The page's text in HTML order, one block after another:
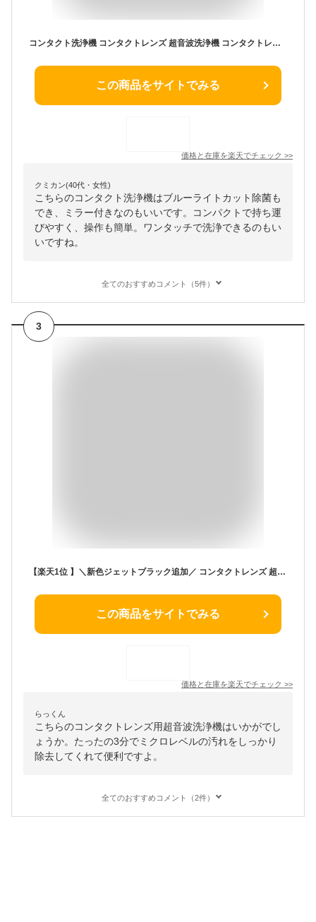
コンタクト洗浄機 コンタクトレンズ 超音波洗浄機 コンタクトレンズ用 洗浄器 軽量 超音波コンタクト 超音波コ ンタクトレンズ洗浄機 洗浄ケース ミラー付き ブルーライト除菌 レンズワン ワンタッチ 小型 コンパクト USB 省エネ 花粉対策 花粉除去 簡単操作 自動洗浄
この商品をサイトでみる
価格と在庫を楽天でチェック >>
クミカン(40代・女性)
こちらのコンタクト洗浄機はブルーライトカット除菌も
でき、ミラー付きなのもいいです。コンパクトで持ち運
びやすく、操作も簡単。ワンタッチで洗浄できるのもい
いですね。
全てのおすすめコメント（5件）
3
【楽天1位 】＼新色ジェットブラック追加／ コンタクトレンズ 超音波洗浄機 コンタクト 洗浄器 超音波 洗浄機 超音波コンタクトレンズ洗浄機 コンタクト洗浄機 花粉除去 蛋白除去 ソフト ハード カラコン 対応 充電式 旅行 出張 送料無料
この商品をサイトでみる
価格と在庫を楽天でチェック >>
らっくん
こちらのコンタクトレンズ用超音波洗浄機はいかがでし
ょうか。たったの3分でミクロレベルの汚れをしっかり
除去してくれて便利ですよ。
全てのおすすめコメント（2件）